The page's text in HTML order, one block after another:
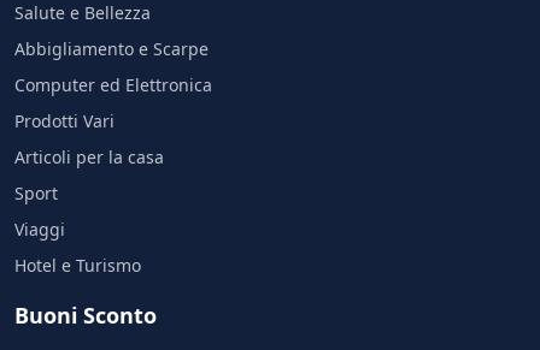
Salute e Bellezza
Abbigliamento e Scarpe
Computer ed Elettronica
Prodotti Vari
Articoli per la casa
Sport
Viaggi
Hotel e Turismo
Buoni Sconto